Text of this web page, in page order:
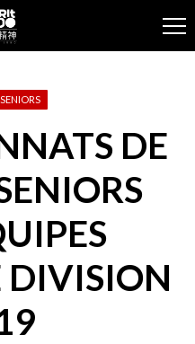
DE
DIVISION